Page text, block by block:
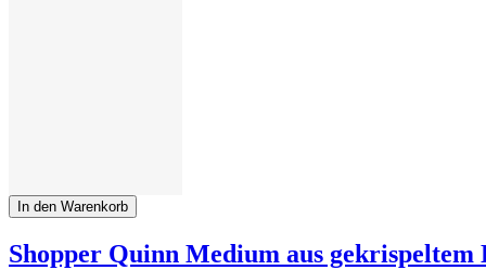
In den Warenkorb
Shopper Quinn Medium aus gekrispeltem